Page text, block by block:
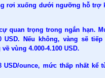
rơi xuống dưới ngưỡng hỗ trợ
quan trọng trong ngắn hạn.
Nếu không, vàng sẽ
vùng 4.000-4.100 USD.
ounce, mức thấp nhất kể